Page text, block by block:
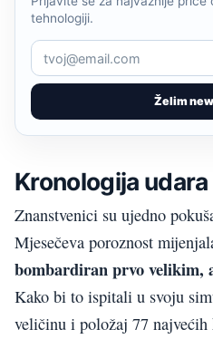
Želim
tehnologiji.
Kronologija udara
Znanstvenici su ujedno
Mjesečeva poroznost
bombardiran prvo velikim,
Kako bi to ispitali u svoju
veličinu i položaj 77 najvećih